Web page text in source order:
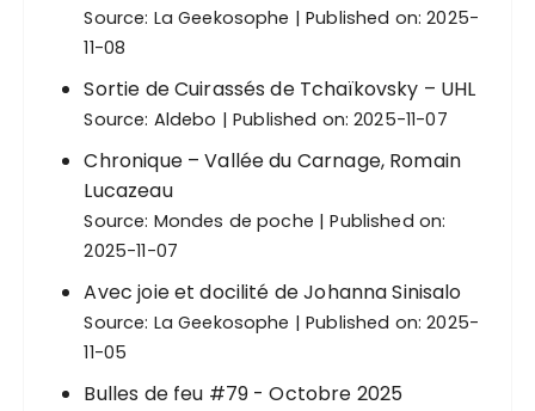
Source: La Geekosophe
Published on: 2025-
11-08
Sortie de Cuirassés de Tchaïkovsky – UHL
Source: Aldebo Published on: 2025-11-07
Chronique – Vallée du Carnage, Romain
Lucazeau
Source: Mondes de poche
Published on:
2025-11-07
Avec joie et docilité de Johanna Sinisalo
Source: La Geekosophe
Published on: 2025-
11-05
Bulles de feu #79 - Octobre 2025